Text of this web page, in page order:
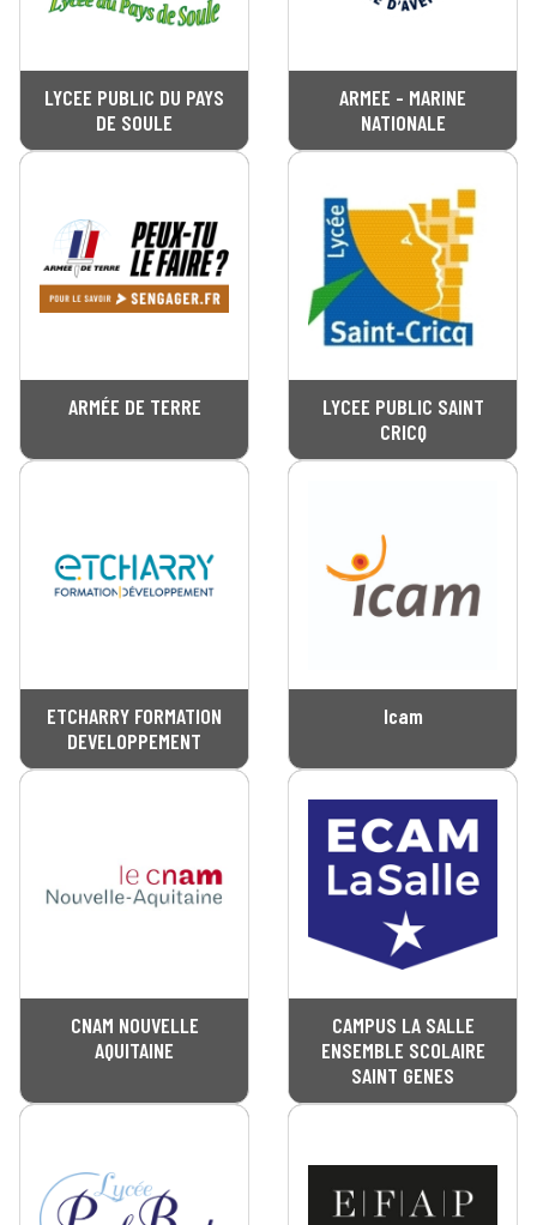
LYCEE PUBLIC DU PAYS
DE SOULE
ARMEE - MARINE
NATIONALE
ARMÉE DE TERRE
LYCEE PUBLIC SAINT
CRICQ
ETCHARRY FORMATION
DEVELOPPEMENT
Icam
CNAM NOUVELLE
AQUITAINE
CAMPUS LA SALLE
ENSEMBLE SCOLAIRE
SAINT GENES